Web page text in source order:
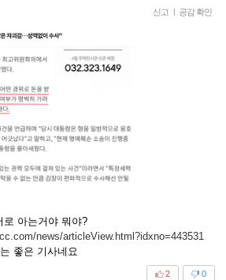
신고 | 공감 확인
로 아는거야 뭐야?
news/articleView.html?idxno=443531
좋은 기사네요
0
2